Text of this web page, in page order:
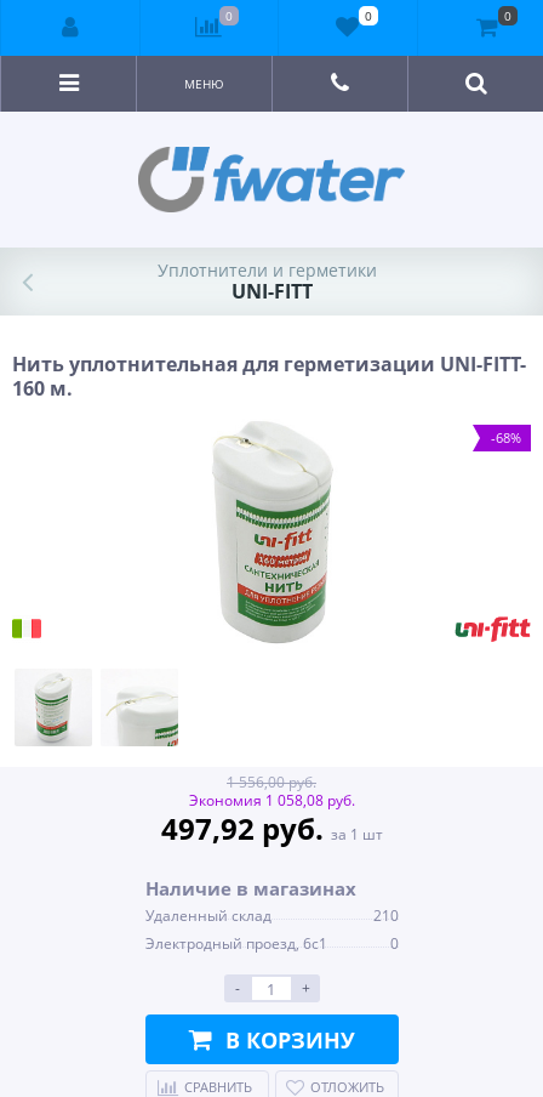
МЕНЮ
Уплотнители и герметики
UNI-FITT
Нить уплотнительная для герметизации UNI-FITT-
160 м.
-68%
1 556,00 руб.
Экономия 1 058,08 руб.
497,92 руб. за 1 шт
Наличие в магазинах
Удаленный склад
210
Электродный проезд, 6с1
0
- +
В КОРЗИНУ
СРАВНИТЬ ОТЛОЖИТЬ
0 0 0